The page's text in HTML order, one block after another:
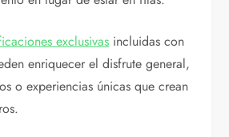
exclusivas incluidas con
enriquecer el disfrute general,
o experiencias únicas que crean